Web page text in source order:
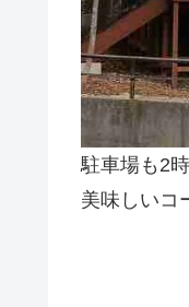
駐車場も2
美味しいコ